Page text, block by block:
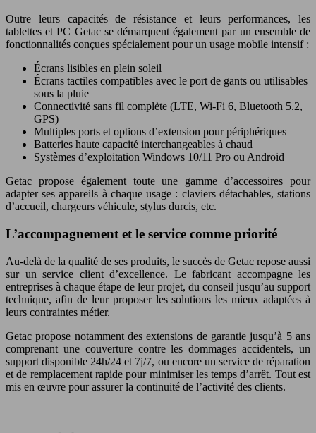
Outre leurs capacités de résistance et leurs performances, les
tablettes et PC Getac se démarquent également par un ensemble de
fonctionnalités conçues spécialement pour un usage mobile intensif :
Écrans lisibles en plein soleil
Écrans tactiles compatibles avec le port de gants ou utilisables
sous la pluie
Connectivité sans fil complète (LTE, Wi-Fi 6, Bluetooth 5.2,
GPS)
Multiples ports et options d’extension pour périphériques
Batteries haute capacité interchangeables à chaud
Systèmes d’exploitation Windows 10/11 Pro ou Android
Getac propose également toute une gamme d’accessoires pour
adapter ses appareils à chaque usage : claviers détachables, stations
d’accueil, chargeurs véhicule, stylus durcis, etc.
L’accompagnement et le service comme priorité
Au-delà de la qualité de ses produits, le succès de Getac repose aussi
sur un service client d’excellence. Le fabricant accompagne les
entreprises à chaque étape de leur projet, du conseil jusqu’au support
technique, afin de leur proposer les solutions les mieux adaptées à
leurs contraintes métier.
Getac propose notamment des extensions de garantie jusqu’à 5 ans
comprenant une couverture contre les dommages accidentels, un
support disponible 24h/24 et 7j/7, ou encore un service de réparation
et de remplacement rapide pour minimiser les temps d’arrêt. Tout est
mis en œuvre pour assurer la continuité de l’activité des clients.